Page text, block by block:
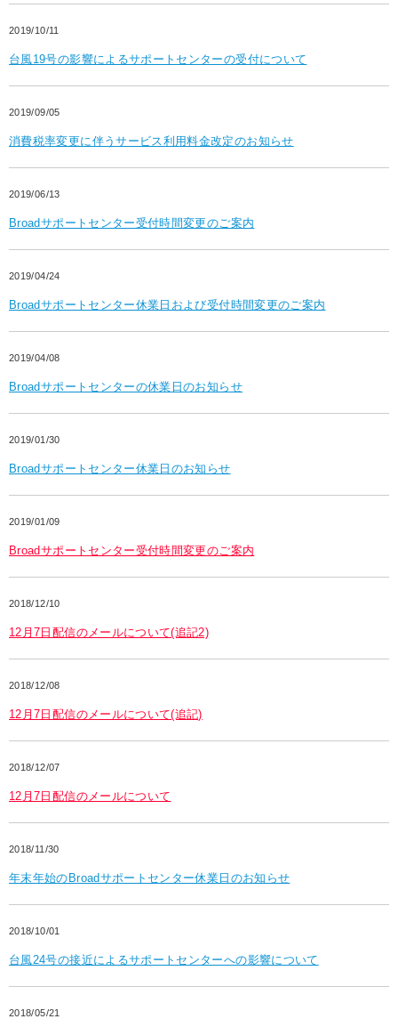
2019/10/11
台風19号の影響によるサポートセンターの受付について
2019/09/05
消費税率変更に伴うサービス利用料金改定のお知らせ
2019/06/13
Broadサポートセンター受付時間変更のご案内
2019/04/24
Broadサポートセンター休業日および受付時間変更のご案内
2019/04/08
Broadサポートセンターの休業日のお知らせ
2019/01/30
Broadサポートセンター休業日のお知らせ
2019/01/09
Broadサポートセンター受付時間変更のご案内
2018/12/10
12月7日配信のメールについて(追記2)
2018/12/08
12月7日配信のメールについて(追記)
2018/12/07
12月7日配信のメールについて
2018/11/30
年末年始のBroadサポートセンター休業日のお知らせ
2018/10/01
台風24号の接近によるサポートセンターへの影響について
2018/05/21